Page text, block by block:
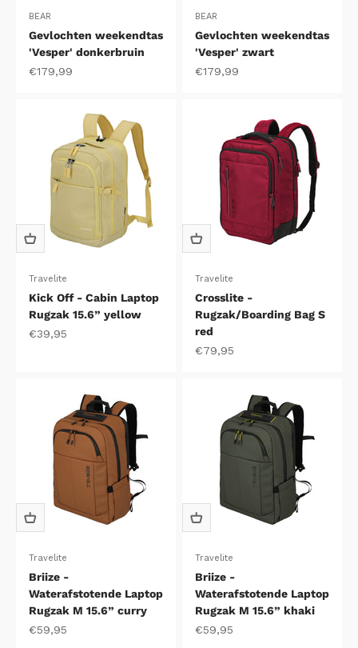
BEAR
Gevlochten weekendtas
'Vesper' donkerbruin
Aanbiedingsprijs
€179,99
BEAR
Gevlochten weekendtas
'Vesper' zwart
Aanbiedingsprijs
€179,99
Travelite
Kick Off - Cabin Laptop
Rugzak 15.6” yellow
Aanbiedingsprijs
€39,95
Travelite
Crosslite -
Rugzak/Boarding Bag S
red
Aanbiedingsprijs
€79,95
Travelite
Briize -
Waterafstotende Laptop
Rugzak M 15.6” curry
Aanbiedingsprijs
€59,95
Travelite
Briize -
Waterafstotende Laptop
Rugzak M 15.6” khaki
Aanbiedingsprijs
€59,95